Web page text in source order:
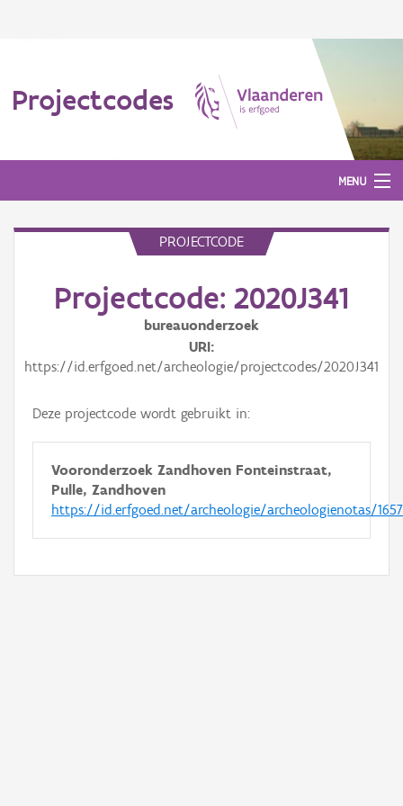
Projectcodes
MENU
PROJECTCODE
Projectcode: 2020J341
bureauonderzoek
URI
https://id.erfgoed.net/archeologie/projectcodes/2020J341
Deze projectcode wordt gebruikt in:
Vooronderzoek Zandhoven Fonteinstraat,
Pulle, Zandhoven
https://id.erfgoed.net/archeologie/archeologienotas/